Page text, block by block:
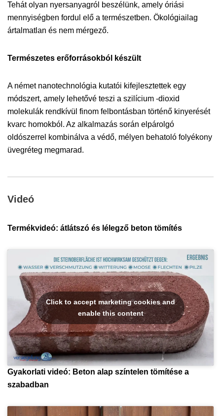
Tehát olyan nyersanyagról beszélünk, amely óriási
mennyiségben fordul elő a természetben. Ökológiailag
ártalmatlan és nem mérgező.
Természetes erőforrásokból készült
A német nanotechnológia kutatói kifejlesztettek egy
módszert, amely lehetővé teszi a szilícium -dioxid
molekulák rendkívül finom felbontásban történő kinyerését
kvarc homokból. Az alkalmazás során elpárolgó
oldószerrel kombinálva a védő, mélyen behatoló folyékony
üvegréteg megmarad.
Videó
Termékvideó: átlátszó és lélegző beton tömítés
Click to accept marketing cookies and
enable this content
Gyakorlati videó: Beton alap színtelen tömítése a
szabadban